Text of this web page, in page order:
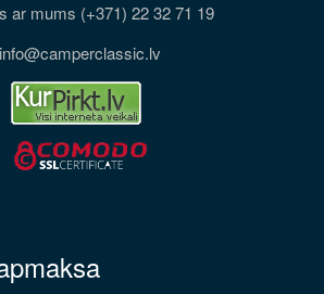
ar mums (+371) 22 32 71 19
info@camperclassic.lv